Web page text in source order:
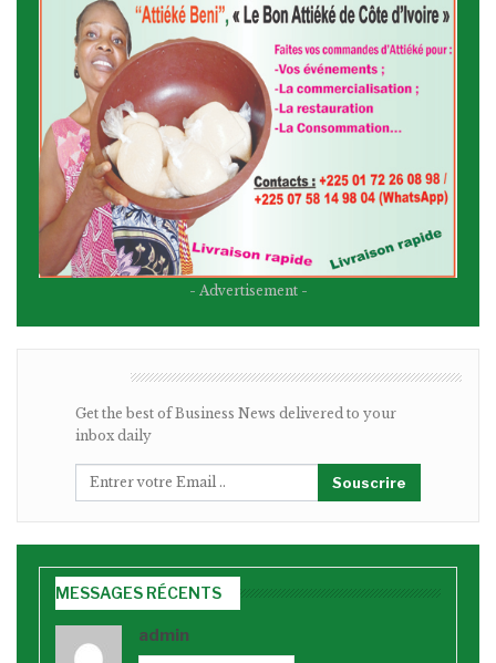
- Advertisement -
Get the best of Business News delivered to your
inbox daily
Souscrire
MESSAGES RÉCENTS
admin